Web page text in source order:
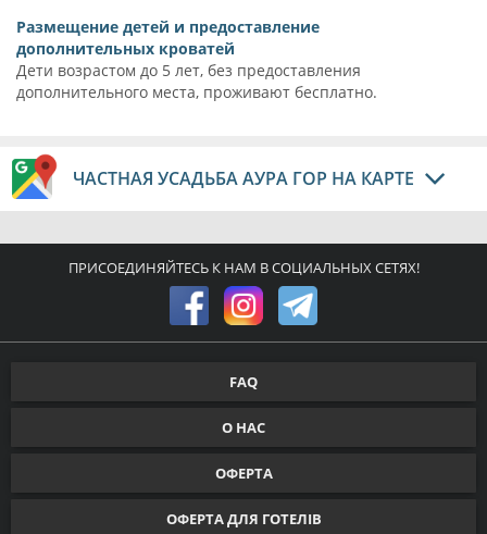
Размещение детей и предоставление
дополнительных кроватей
Дети возрастом до 5 лет, без предоставления
дополнительного места, проживают бесплатно.
ЧАСТНАЯ УСАДЬБА АУРА ГОР НА КАРТЕ
ПРИСОЕДИНЯЙТЕСЬ К НАМ В СОЦИАЛЬНЫХ СЕТЯХ!
FAQ
О НАС
ОФЕРТА
ОФЕРТА ДЛЯ ГОТЕЛІВ